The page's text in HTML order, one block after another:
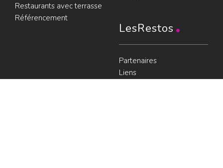
Restaurants avec terrasse
Référencement
LesRestos
Partenaires
Liens